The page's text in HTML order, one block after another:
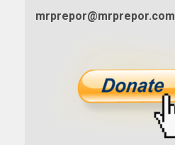
mrprepor@mrprepor.com